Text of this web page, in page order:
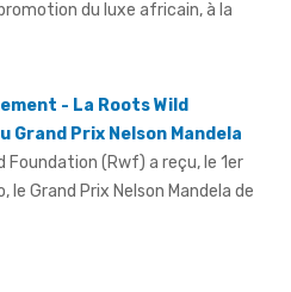
Prix Nelson Mandela
(Rwf) a reçu, le 1er
Grand Prix Nelson Mandela de